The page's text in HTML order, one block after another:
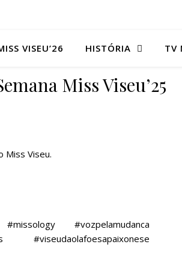
VISEU’26 HISTÓRIA TV
Miss Viseu’25
Miss Viseu.
#vozpelamudanca
#viseudaolafoesapaixonese